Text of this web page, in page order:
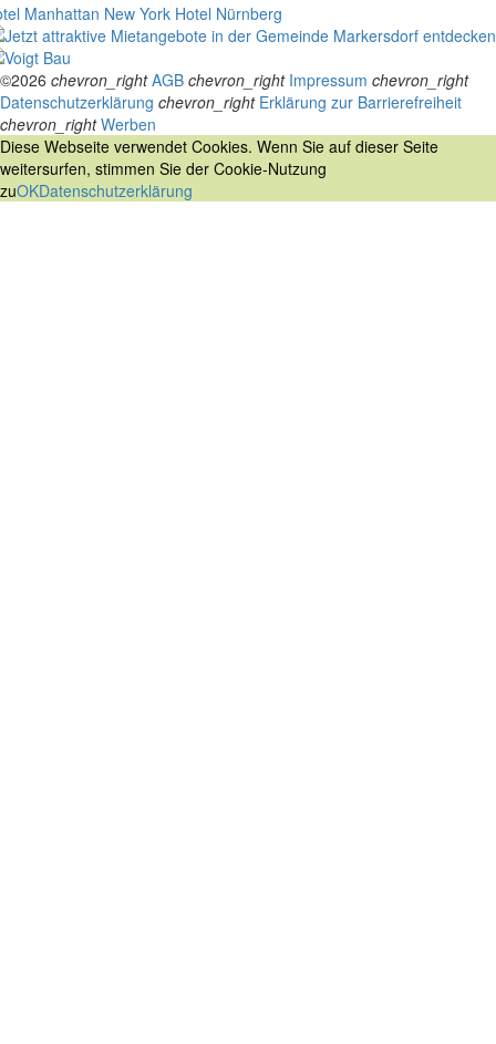
Manhattan New York Hotel Nürnberg
©2026 chevron_right AGB chevron_right Impressum chevron_right
Datenschutzerklärung chevron_right Erklärung zur Barrierefreiheit
chevron_right Werben
Diese Webseite verwendet Cookies. Wenn Sie auf dieser Seite
weitersurfen, stimmen Sie der Cookie-Nutzung
zuOKDatenschutzerklärung